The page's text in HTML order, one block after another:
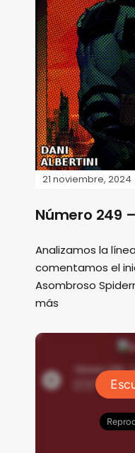
21 noviembre, 2024
Número 249
Analizamos la
comentamos el
Asombroso
más